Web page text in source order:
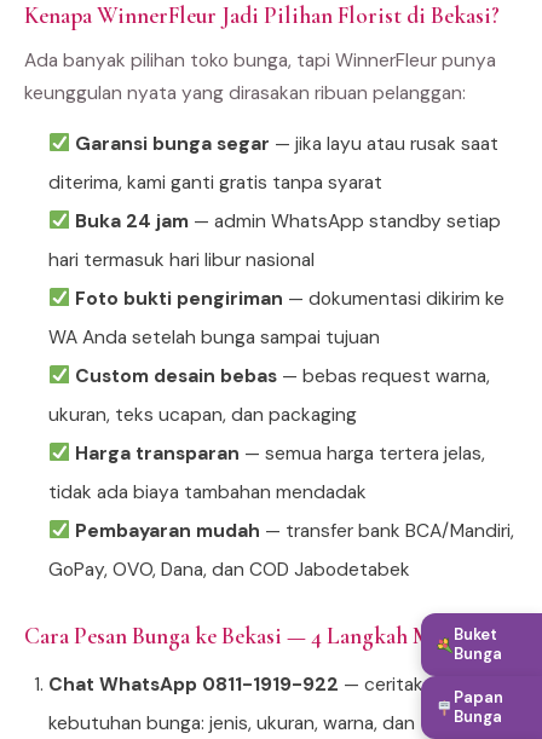
Kenapa WinnerFleur Jadi Pilihan Florist di Bekasi?
Ada banyak pilihan toko bunga, tapi WinnerFleur punya
keunggulan nyata yang dirasakan ribuan pelanggan:
Garansi bunga segar — jika layu atau rusak saat
diterima, kami ganti gratis tanpa syarat
Buka 24 jam— admin WhatsApp standby setiap
hari termasuk hari libur nasional
Foto bukti pengiriman — dokumentasi dikirim ke
WA Anda setelah bunga sampai tujuan
Custom desain bebas— bebas request warna,
ukuran, teks ucapan, dan packaging
Harga transparan — semua harga tertera jelas,
tidak ada biaya tambahan mendadak
Pembayaran mudah — transfer bank BCA/Mandiri,
GoPay, OVO, Dana, dan COD Jabodetabek
Cara Pesan Bunga ke Bekasi — 4 Langkah Mudah
Chat WhatsApp 0811-1919-922 — ceritakan
kebutuhan bunga: jenis, ukuran, warna, dan teks
Buket
Bunga
Papan
Bunga